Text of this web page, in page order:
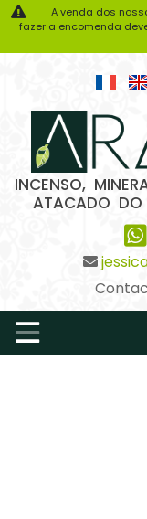
A venda dos
fazer a encomenda
INCENSO,
ATACADO DO